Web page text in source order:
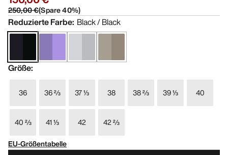
250,00 €(Spare40%)
Reduzierte Farbe: Black / Black
Größe:
36 36 ⅔ 37 ⅓ 38 38 ⅔ 39 ⅓ 40
40 ⅔ 41 ⅓ 42
42 ⅔
EU-Größentabelle